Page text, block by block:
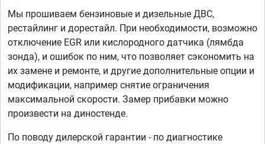
Мы прошиваем бензиновые и дизельные ДВС,
рестайлинг и дорестайл. При необходимости, возможно
отключение EGR или кислородного датчика (лямбда
зонда), и ошибок по ним, что позволяет сэкономить на
их замене и ремонте, и другие дополнительные опции и
модификации, например снятие ограничения
максимальной скорости. Замер прибавки можно
произвести на диностенде.
По поводу дилерской гарантии - по диагностике